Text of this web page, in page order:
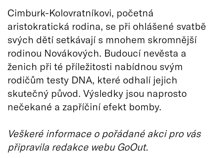
Cimburk-Kolovratníkovi, početná
aristokratická rodina, se při ohlášené svatbě
svých dětí setkávají s mnohem skromnější
rodinou Novákových. Budoucí nevěsta a
ženich při té příležitosti nabídnou svým
rodičům testy DNA, které odhalí jejich
skutečný původ. Výsledky jsou naprosto
nečekané a zapříčiní efekt bomby.
Veškeré informace o pořádané akci pro vás
připravila redakce webu GoOut.